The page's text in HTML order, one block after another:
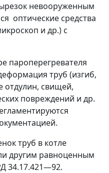
невооруженным
оптические средства
и др.) с
пароперегревателя
труб (изгиб,
отдулин, свищей,
повреждений и др.
труб в котле
другим равноценным
34.17.421—92.